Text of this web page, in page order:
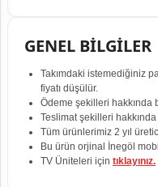
GENEL BİLGİLER
Takımdaki istemediğiniz
fiyatı düşülür.
Ödeme şekilleri hakkında
Teslimat şekilleri
Tüm ürünlerimiz 2 yıl
Bu ürün orjinal İnegöl
TV Üniteleri için tıklayınız.